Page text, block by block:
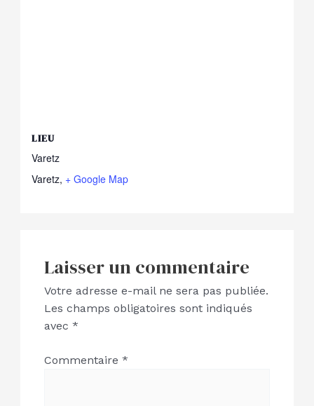
LIEU
Varetz
Varetz, + Google Map
Laisser un commentaire
Votre adresse e-mail ne sera pas publiée.
Les champs obligatoires sont indiqués
avec *
Commentaire *